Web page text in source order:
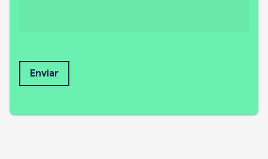
Enviar